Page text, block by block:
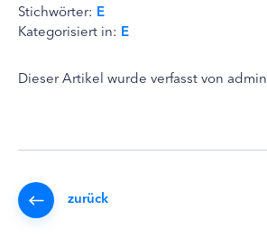
Stichwörter: E
Kategorisiert in: E
Dieser Artikel wurde verfasst von admin
zurück